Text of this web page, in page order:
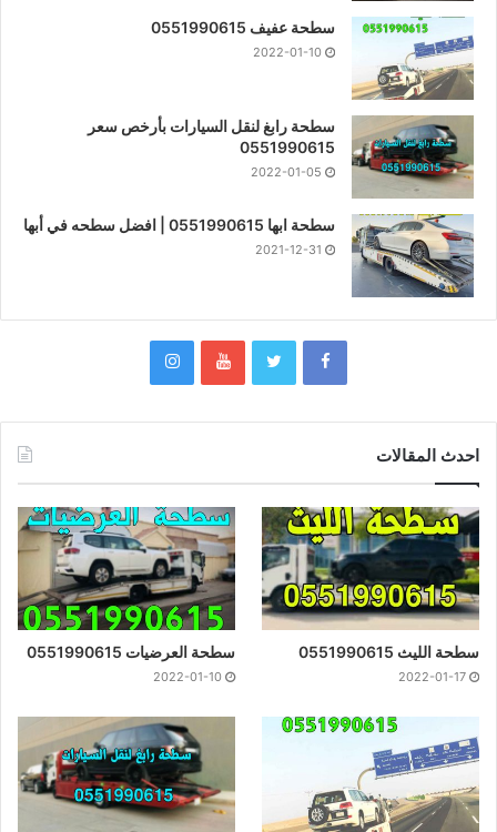
سطحة عفيف 0551990615
2022-01-10
سطحة رابغ لنقل السيارات بأرخص سعر
0551990615
2022-01-05
سطحة ابها 0551990615 | افضل سطحه في أبها
2021-12-31
احدث المقالات
سطحة الليث 0551990615
2022-01-17
سطحة العرضيات 0551990615
2022-01-10